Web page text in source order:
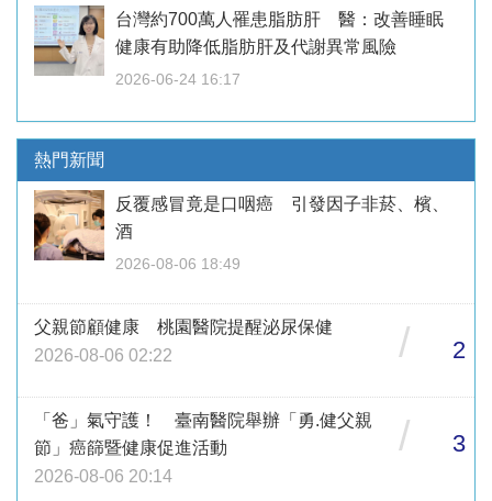
台灣約700萬人罹患脂肪肝 醫：改善睡眠
健康有助降低脂肪肝及代謝異常風險
2026-06-24 16:17
熱門新聞
反覆感冒竟是口咽癌 引發因子非菸、檳、
酒
2026-08-06 18:49
父親節顧健康 桃園醫院提醒泌尿保健
2026-08-06 02:22
/ 2
「爸」氣守護！ 臺南醫院舉辦「勇.健父親
節」癌篩暨健康促進活動
2026-08-06 20:14
/ 3